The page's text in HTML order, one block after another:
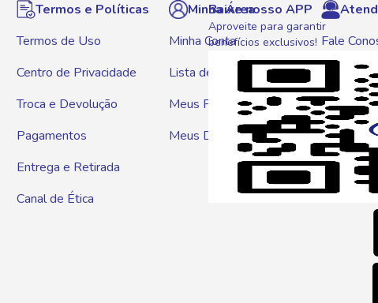
Termos e Políticas
Termos de Uso
Centro de Privacidade
Troca e Devolução
Pagamentos
Entrega e Retirada
Canal de Ética
Minha Área
Minha Conta
Lista de Compras
Meus Pedidos
Meus Descontos
Fale
0800
E-mail
Baixe nosso APP
Aproveite para garantir
benefícios exclusivos!